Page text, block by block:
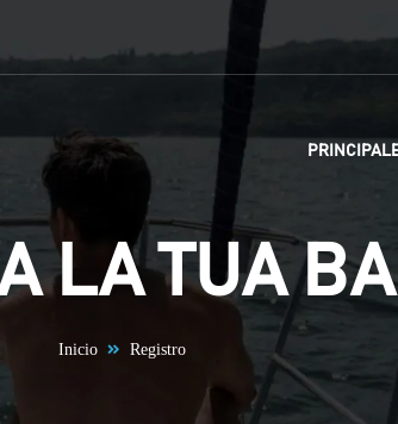
LA TUA
Inicio Registro